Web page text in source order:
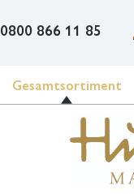
0800 866 11 85
Gesamtsortiment